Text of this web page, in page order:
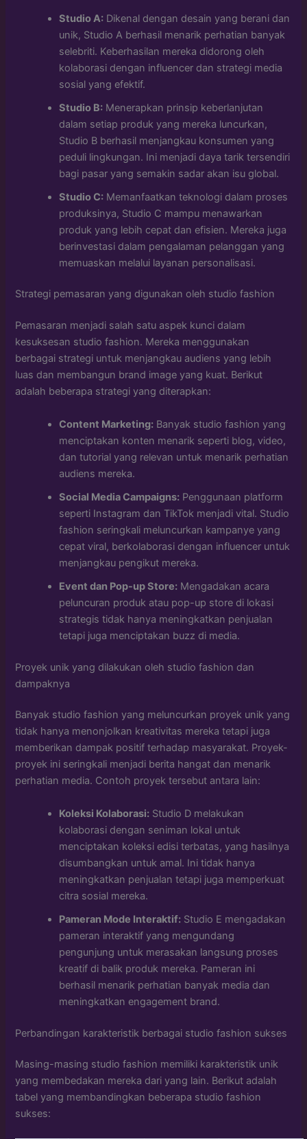
Studio A: Dikenal dengan desain yang berani dan
unik, Studio A berhasil menarik perhatian banyak
selebriti. Keberhasilan mereka didorong oleh
kolaborasi dengan influencer dan strategi media
sosial yang efektif.
Studio B: Menerapkan prinsip keberlanjutan
dalam setiap produk yang mereka luncurkan,
Studio B berhasil menjangkau konsumen yang
peduli lingkungan. Ini menjadi daya tarik tersendiri
bagi pasar yang semakin sadar akan isu global.
Studio C: Memanfaatkan teknologi dalam proses
produksinya, Studio C mampu menawarkan
produk yang lebih cepat dan efisien. Mereka juga
berinvestasi dalam pengalaman pelanggan yang
memuaskan melalui layanan personalisasi.
Strategi pemasaran yang digunakan oleh studio fashion
Pemasaran menjadi salah satu aspek kunci dalam
kesuksesan studio fashion. Mereka menggunakan
berbagai strategi untuk menjangkau audiens yang lebih
luas dan membangun brand image yang kuat. Berikut
adalah beberapa strategi yang diterapkan:
Content Marketing: Banyak studio fashion yang
menciptakan konten menarik seperti blog, video,
dan tutorial yang relevan untuk menarik perhatian
audiens mereka.
Social Media Campaigns: Penggunaan platform
seperti Instagram dan TikTok menjadi vital. Studio
fashion seringkali meluncurkan kampanye yang
cepat viral, berkolaborasi dengan influencer untuk
menjangkau pengikut mereka.
Event dan Pop-up Store: Mengadakan acara
peluncuran produk atau pop-up store di lokasi
strategis tidak hanya meningkatkan penjualan
tetapi juga menciptakan buzz di media.
Proyek unik yang dilakukan oleh studio fashion dan
dampaknya
Banyak studio fashion yang meluncurkan proyek unik yang
tidak hanya menonjolkan kreativitas mereka tetapi juga
memberikan dampak positif terhadap masyarakat. Proyek-
proyek ini seringkali menjadi berita hangat dan menarik
perhatian media. Contoh proyek tersebut antara lain:
Koleksi Kolaborasi: Studio D melakukan
kolaborasi dengan seniman lokal untuk
menciptakan koleksi edisi terbatas, yang hasilnya
disumbangkan untuk amal. Ini tidak hanya
meningkatkan penjualan tetapi juga memperkuat
citra sosial mereka.
Pameran Mode Interaktif: Studio E mengadakan
pameran interaktif yang mengundang
pengunjung untuk merasakan langsung proses
kreatif di balik produk mereka. Pameran ini
berhasil menarik perhatian banyak media dan
meningkatkan engagement brand.
Perbandingan karakteristik berbagai studio fashion sukses
Masing-masing studio fashion memiliki karakteristik unik
yang membedakan mereka dari yang lain. Berikut adalah
tabel yang membandingkan beberapa studio fashion
sukses: